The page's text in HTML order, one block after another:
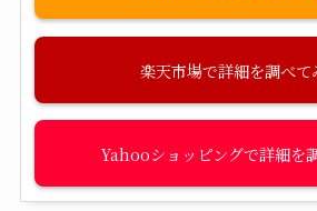
楽天市場
Yahooショッピング